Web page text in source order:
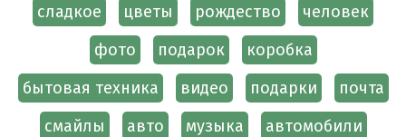
сладкое цветы рождество
человек
фото
подарок
коробка
бытовая техника
видео подарки
почта
смайлы
авто музыка
автомобили